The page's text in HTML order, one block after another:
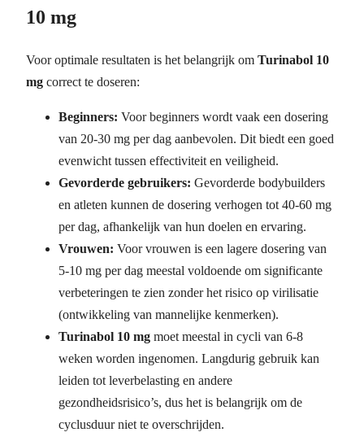
10 mg
Voor optimale resultaten is het belangrijk om Turinabol 10
mg correct te doseren:
Beginners: Voor beginners wordt vaak een dosering
van 20-30 mg per dag aanbevolen. Dit biedt een goed
evenwicht tussen effectiviteit en veiligheid.
Gevorderde gebruikers: Gevorderde bodybuilders
en atleten kunnen de dosering verhogen tot 40-60 mg
per dag, afhankelijk van hun doelen en ervaring.
Vrouwen: Voor vrouwen is een lagere dosering van
5-10 mg per dag meestal voldoende om significante
verbeteringen te zien zonder het risico op virilisatie
(ontwikkeling van mannelijke kenmerken).
Turinabol 10 mg moet meestal in cycli van 6-8
weken worden ingenomen. Langdurig gebruik kan
leiden tot leverbelasting en andere
gezondheidsrisico’s, dus het is belangrijk om de
cyclusduur niet te overschrijden.